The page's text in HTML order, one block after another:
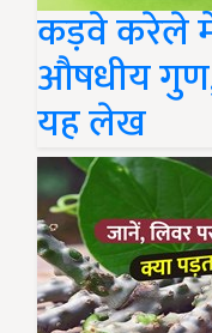
कड़वे करेले
औषधीय
यह लेख